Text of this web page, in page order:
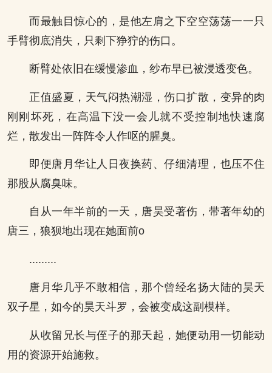
而最触目惊心的，是他左肩之下空空荡荡一一只
手臂彻底消失，只剩下狰狞的伤口。
断臂处依旧在缓慢渗血，纱布早已被浸透变色。
正值盛夏，天气闷热潮湿，伤口扩散，变异的肉
刚刚坏死，在高温下没一会儿就不受控制地快速腐
烂，散发出一阵阵令人作呕的腥臭。
即便唐月华让人日夜换药、仔细清理，也压不住
那股从腐臭味。
自从一年半前的一天，唐昊受著伤，带著年幼的
唐三，狼狈地出现在她面前o
.........
唐月华几乎不敢相信，那个曾经名扬大陆的昊天
双子星，如今的昊天斗罗，会被变成这副模样。
从收留兄长与侄子的那天起，她便动用一切能动
用的资源开始施救。